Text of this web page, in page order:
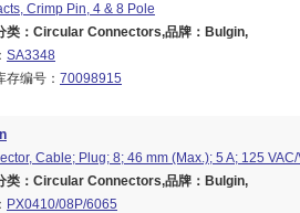
Crimp Pin, 4 & 8 Pole
类：Circular Connectors,品牌：Bulgin,
SA3348
存编号： 70098915
Cable; Plug; 8; 46 mm (Max.); 5 A; 125
类：Circular Connectors,品牌：Bulgin,
PX0410/08P/6065